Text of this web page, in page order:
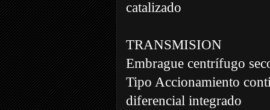
catalizado
TRANSMISION
Embrague centrífugo
Tipo Accionamiento
diferencial integrado